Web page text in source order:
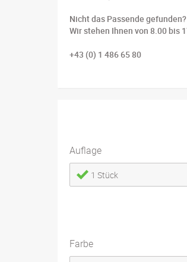
Nicht das Passende gefunden?
Wir stehen Ihnen von 8.00 bis
+43 (0) 1 486 65 80
Auflage
1 Stück
Farbe